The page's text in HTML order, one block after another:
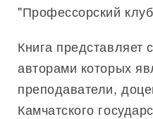
"Профессорский
Книга представляет
авторами которых
преподаватели,
Камчатского